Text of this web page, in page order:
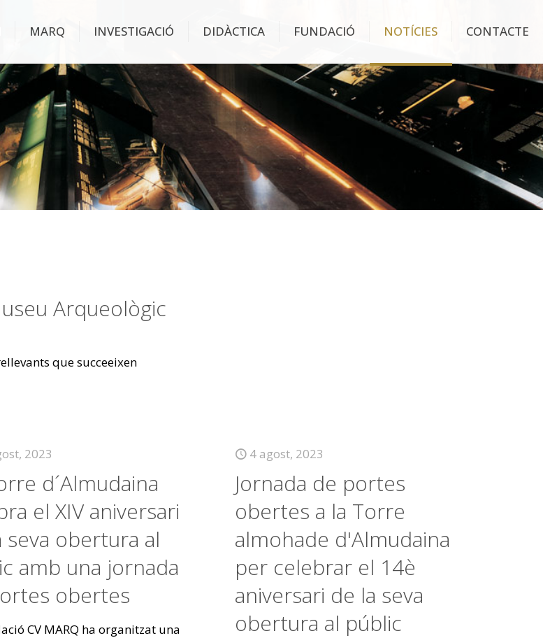
MARQ INVESTIGACIÓ DIDÀCTICA FUNDACIÓ NOTÍCIES CONTACTE
Arqueològic
que succeeixen
2023
d´Almudaina
el XIV aniversari
seva obertura al
amb una jornada
obertes
CV MARQ ha organitzat una
4 agost, 2023
Jornada de portes
obertes a la Torre
almohade d'Almudaina
per celebrar el 14è
aniversari de la seva
obertura al públic